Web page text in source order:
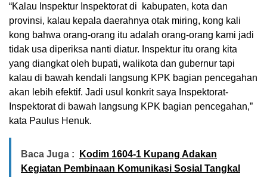
“Kalau Inspektur Inspektorat di kabupaten, kota dan
provinsi, kalau kepala daerahnya otak miring, kong kali
kong bahwa orang-orang itu adalah orang-orang kami jadi
tidak usa diperiksa nanti diatur. Inspektur itu orang kita
yang diangkat oleh bupati, walikota dan gubernur tapi
kalau di bawah kendali langsung KPK bagian pencegahan
akan lebih efektif. Jadi usul konkrit saya Inspektorat-
Inspektorat di bawah langsung KPK bagian pencegahan,”
kata Paulus Henuk.
Baca Juga :
Kodim 1604-1 Kupang Adakan
Kegiatan Pembinaan Komunikasi Sosial Tangkal